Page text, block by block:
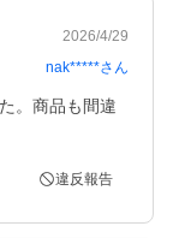
2026/4/29
nak*****さん
。商品も間違
違反報告